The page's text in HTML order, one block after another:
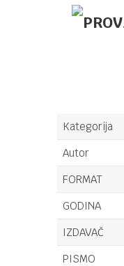
Kategorija
Autor
FORMAT
GODINA
IZDAVAČ
PISMO